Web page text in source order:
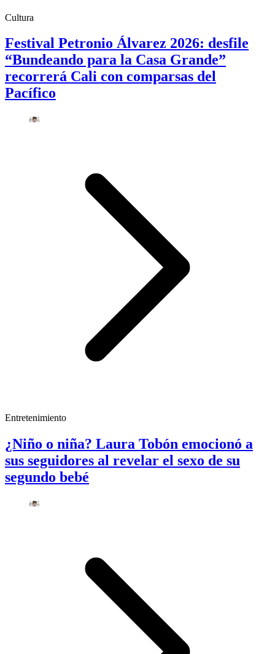
Cultura
Festival Petronio Álvarez 2026: desfile
“Bundeando para la Casa Grande”
recorrerá Cali con comparsas del
Pacífico
Entretenimiento
¿Niño o niña? Laura Tobón emocionó a
sus seguidores al revelar el sexo de su
segundo bebé